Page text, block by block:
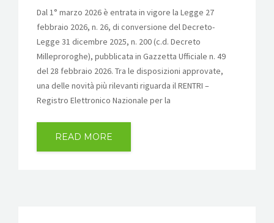
Dal 1° marzo 2026 è entrata in vigore la Legge 27
febbraio 2026, n. 26, di conversione del Decreto-
Legge 31 dicembre 2025, n. 200 (c.d. Decreto
Milleproroghe), pubblicata in Gazzetta Ufficiale n. 49
del 28 febbraio 2026. Tra le disposizioni approvate,
una delle novità più rilevanti riguarda il RENTRI –
Registro Elettronico Nazionale per la
READ MORE